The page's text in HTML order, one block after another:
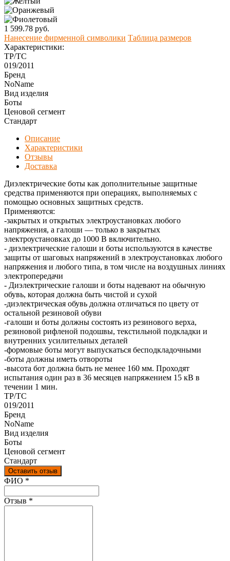
1 599.78 руб.
Нанесение фирменной символики Таблица размеров
Характеристики:
ТР/ТС
019/2011
Бренд
NoName
Вид изделия
Боты
Ценовой сегмент
Стандарт
Описание
Характеристики
Отзывы
Доставка
Диэлектрические боты как дополнительные защитные
средства применяются при операциях, выполняемых с
помощью основных защитных средств.
Применяются:
-закрытых и открытых электроустановках любого
напряжения, а галоши — только в закрытых
электроустановках до 1000 В включительно.
- диэлектрические галоши и боты используются в качестве
защиты от шаговых напряжений в электроустановках любого
напряжения и любого типа, в том числе на воздушных линиях
электропередачи
- Диэлектрические галоши и боты надевают на обычную
обувь, которая должна быть чистой и сухой
-диэлектрическая обувь должна отличаться по цвету от
остальной резиновой обуви
-галоши и боты должны состоять из резинового верха,
резиновой рифленой подошвы, текстильной подкладки и
внутренних усилительных деталей
-формовые боты могут выпускаться бесподкладочными
-боты должны иметь отвороты
-высота бот должна быть не менее 160 мм. Проходят
испытания один раз в 36 месяцев напряжением 15 кВ в
течении 1 мин.
ТР/ТС
019/2011
Бренд
NoName
Вид изделия
Боты
Ценовой сегмент
Стандарт
Оставить отзыв
Ваш отзыв был отправлен!
ФИО *
Отзыв *